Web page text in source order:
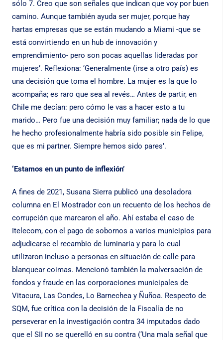
sólo 7. Creo que son señales que indican que voy por buen
camino. Aunque también ayuda ser mujer, porque hay
hartas empresas que se están mudando a Miami -que se
está convirtiendo en un hub de innovación y
emprendimiento- pero son pocas aquellas lideradas por
mujeres’. Reflexiona: ‘Generalmente (irse a otro país) es
una decisión que toma el hombre. La mujer es la que lo
acompaña; es raro que sea al revés… Antes de partir, en
Chile me decían: pero cómo le vas a hacer esto a tu
marido… Pero fue una decisión muy familiar; nada de lo que
he hecho profesionalmente habría sido posible sin Felipe,
que es mi partner. Siempre hemos sido pares’.
‘Estamos en un punto de inflexión’
A fines de 2021, Susana Sierrapublicó una desoladora
columna en El Mostrador con un recuento de los hechos de
corrupción que marcaron el año. Ahí estaba el caso de
Itelecom, con el pago de sobornos a varios municipios para
adjudicarse el recambio de luminaria y para lo cual
utilizaron incluso a personas en situación de calle para
blanquear coimas. Mencionó también la malversación de
fondos y fraude en las corporaciones municipales de
Vitacura, Las Condes, Lo Barnechea y Ñuñoa. Respecto de
SQM, fue crítica con la decisión de la Fiscalía de no
perseverar en la investigación contra 34 imputados dado
que el SII no se querelló en su contra (‘Una mala señal que